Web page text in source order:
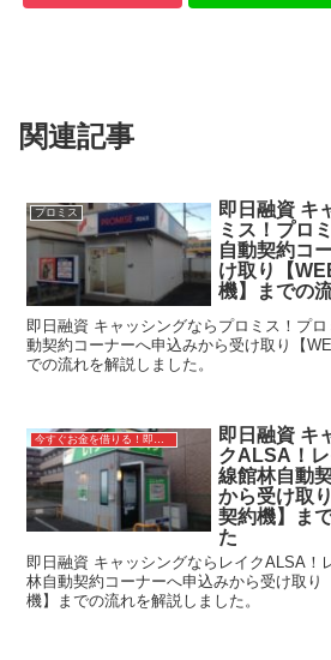
関連記事
プロミス
即日融資 キ
ミス！プロ
自動契約コ
け取り【
機】までの
即日融資 キャッシングならプロミス！プ
動契約コーナーへ申込みから受け取り【
での流れを解説しました。
即日融資 キ
クALSA！
線館林自動
から受け取
契約機】ま
た
即日融資 キャッシングならレイクALSA！
林自動契約コーナーへ申込みから受け取り
機】までの流れを解説しました。